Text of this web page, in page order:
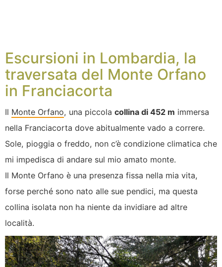
Escursioni in Lombardia, la
traversata del Monte Orfano
in Franciacorta
Il Monte Orfano, una piccola collina di 452 m immersa
nella Franciacorta dove abitualmente vado a correre.
Sole, pioggia o freddo, non c’è condizione climatica che
mi impedisca di andare sul mio amato monte.
Il Monte Orfano è una presenza fissa nella mia vita,
forse perché sono nato alle sue pendici, ma questa
collina isolata non ha niente da invidiare ad altre
località.